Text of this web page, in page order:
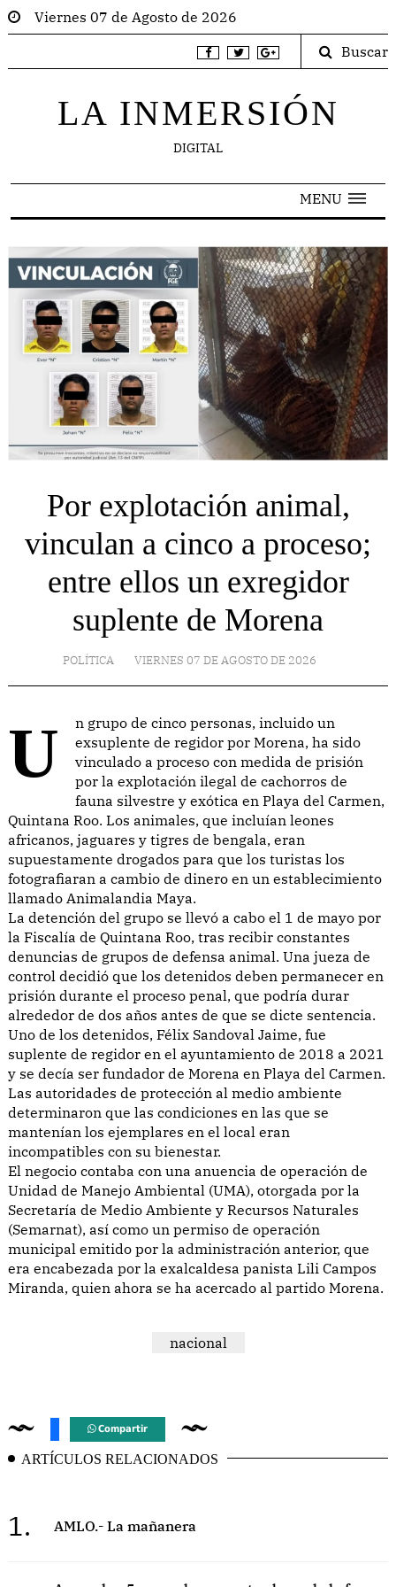
Viernes 07 de Agosto de 2026
Buscar
LA INMERSIÓN
DIGITAL
MENU
Por explotación animal,
vinculan a cinco a proceso;
entre ellos un exregidor
suplente de Morena
POLÍTICA VIERNES 07 DE AGOSTO DE 2026
Un grupo de cinco personas, incluido un
exsuplente de regidor por Morena, ha sido
vinculado a proceso con medida de prisión
por la explotación ilegal de cachorros de
fauna silvestre y exótica en Playa del Carmen,
Quintana Roo. Los animales, que incluían leones
africanos, jaguares y tigres de bengala, eran
supuestamente drogados para que los turistas los
fotografiaran a cambio de dinero en un establecimiento
llamado Animalandia Maya.
La detención del grupo se llevó a cabo el 1 de mayo por
la Fiscalía de Quintana Roo, tras recibir constantes
denuncias de grupos de defensa animal. Una jueza de
control decidió que los detenidos deben permanecer en
prisión durante el proceso penal, que podría durar
alrededor de dos años antes de que se dicte sentencia.
Uno de los detenidos, Félix Sandoval Jaime, fue
suplente de regidor en el ayuntamiento de 2018 a 2021
y se decía ser fundador de Morena en Playa del Carmen.
Las autoridades de protección al medio ambiente
determinaron que las condiciones en las que se
mantenían los ejemplares en el local eran
incompatibles con su bienestar.
El negocio contaba con una anuencia de operación de
Unidad de Manejo Ambiental (UMA), otorgada por la
Secretaría de Medio Ambiente y Recursos Naturales
(Semarnat), así como un permiso de operación
municipal emitido por la administración anterior, que
era encabezada por la exalcaldesa panista Lili Campos
Miranda, quien ahora se ha acercado al partido Morena.
nacional
Compartir
ARTÍCULOS RELACIONADOS
1. AMLO.- La mañanera